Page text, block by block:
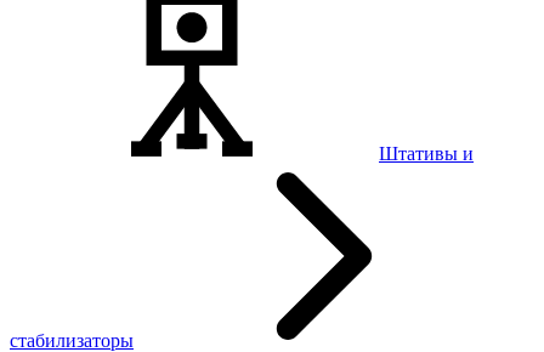
Штативы и
стабилизаторы